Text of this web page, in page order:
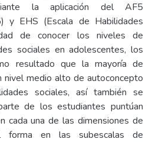
la aplicación del AF5
y EHS (Escala de Habilidades
de conocer los niveles de
sociales en adolescentes, los
resultado que la mayoría de
nivel medio alto de autoconcepto
sociales, así también se
de los estudiantes puntúan
cada una de las dimensiones de
forma en las subescalas de